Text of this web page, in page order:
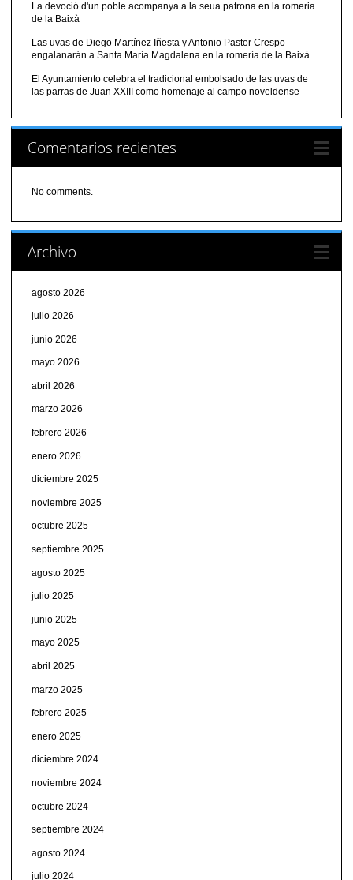
La devoció d'un poble acompanya a la seua patrona en la romeria
de la Baixà
Las uvas de Diego Martínez Iñesta y Antonio Pastor Crespo
engalanarán a Santa María Magdalena en la romería de la Baixà
El Ayuntamiento celebra el tradicional embolsado de las uvas de
las parras de Juan XXIII como homenaje al campo noveldense
Comentarios recientes
No comments.
Archivo
agosto 2026
julio 2026
junio 2026
mayo 2026
abril 2026
marzo 2026
febrero 2026
enero 2026
diciembre 2025
noviembre 2025
octubre 2025
septiembre 2025
agosto 2025
julio 2025
junio 2025
mayo 2025
abril 2025
marzo 2025
febrero 2025
enero 2025
diciembre 2024
noviembre 2024
octubre 2024
septiembre 2024
agosto 2024
julio 2024